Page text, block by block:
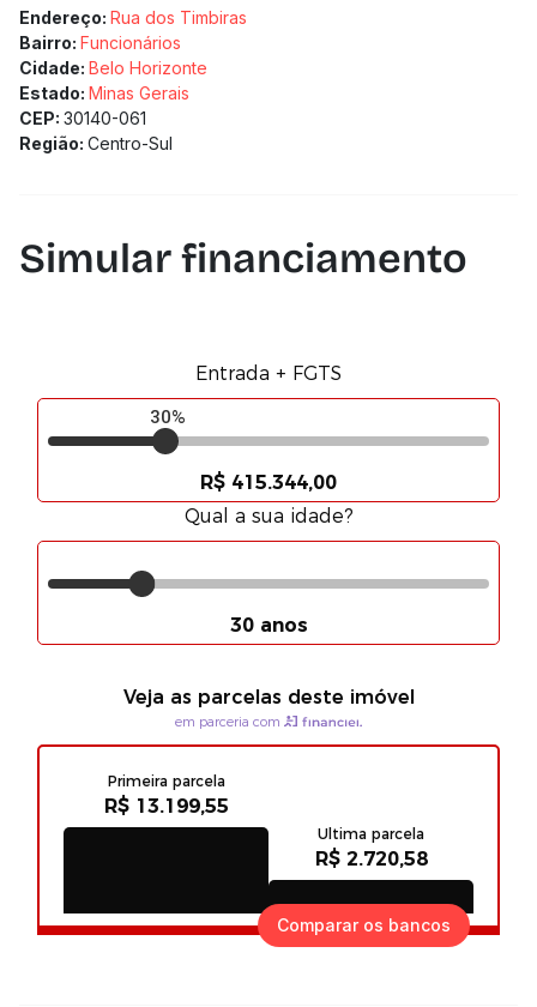
Endereço: Rua dos Timbiras
Bairro: Funcionários
Cidade: Belo Horizonte
Estado: Minas Gerais
CEP: 30140-061
Região: Centro-Sul
Simular financiamento
Comparar os bancos